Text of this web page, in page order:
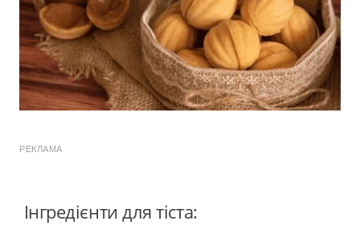
РЕКЛАМА
Інгредієнти для тіста: